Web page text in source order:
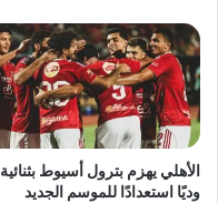
الأهلي يهزم بترول أسيوط بثنائية
وديًا استعدادًا للموسم الجديد